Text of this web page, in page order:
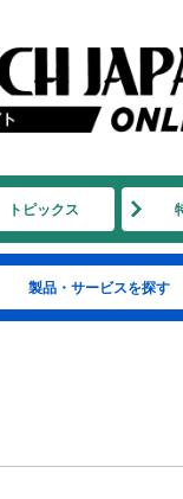
トピックス
製品・サービスを探す